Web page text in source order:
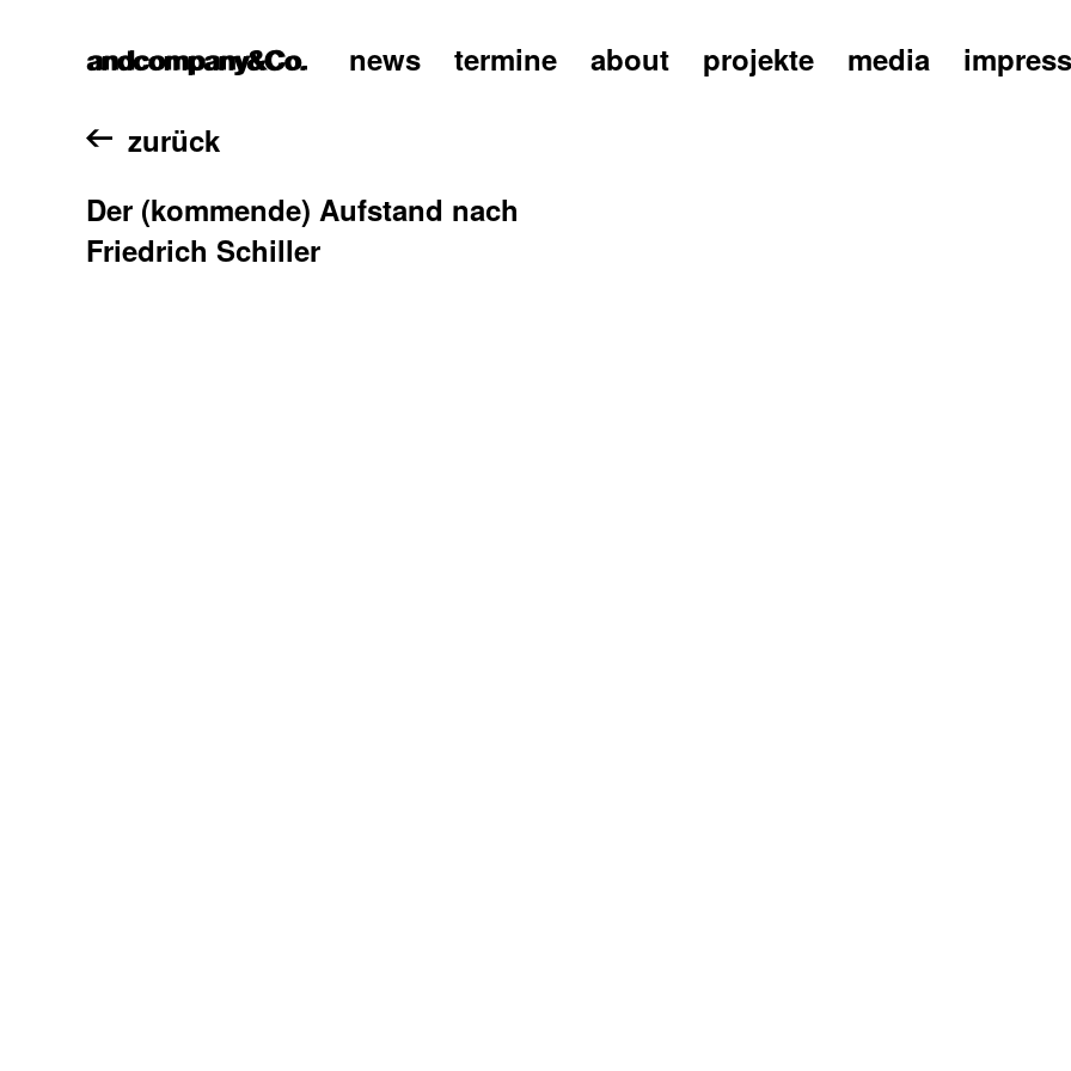
home news termine about projekte media
zurück
Der (kommende) Aufstand nach
Friedrich Schiller